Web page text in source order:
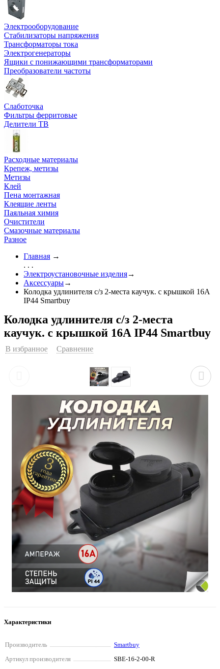
Электрооборудование
Стабилизаторы напряжения
Трансформаторы тока
Электрогенераторы
Ящики с понижающими трансформаторами
Преобразователи частоты
Слаботочка
Фильтры ферритовые
Делители ТВ
Расходные материалы
Крепеж, метизы
Метизы
Клей
Пена монтажная
Клеящие ленты
Паяльная химия
Очистители
Смазочные материалы
Разное
Главная →
. . .
Электроустановочные изделия→
Аксессуары→
Колодка удлинителя с/з 2-места каучук. с крышкой 16А
IP44 Smartbuy
Колодка удлинителя с/з 2-места
каучук. с крышкой 16А IP44 Smartbuy
В избранное Сравнение
Характеристики
Производитель
Smartbuy
Артикул производителя
SBE-16-2-00-R